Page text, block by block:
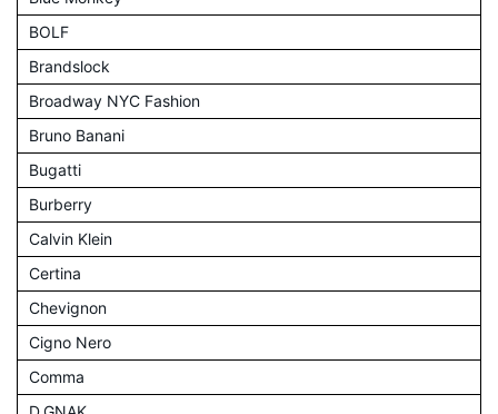
BOLF
Brandslock
Broadway NYC Fashion
Bruno Banani
Bugatti
Burberry
Calvin Klein
Certina
Chevignon
Cigno Nero
Comma